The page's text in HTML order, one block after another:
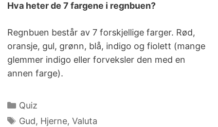
Hva heter de 7 fargene i regnbuen?
Regnbuen består av 7 forskjellige farger. Rød,
oransje, gul, grønn, blå, indigo og fiolett (mange
glemmer indigo eller forveksler den med en
annen farge).
Kategorier
Quiz
Stikkord
Gud, Hjerne, Valuta